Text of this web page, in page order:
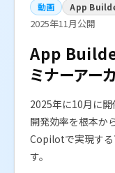
動画 App
2025年11月公開
App
ミナーアー
2025年に10月に
開発効率を根本か
Copilotで実現する
す。